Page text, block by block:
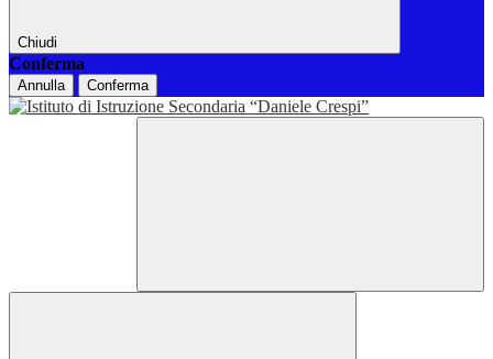
Chiudi
Conferma
Annulla Conferma